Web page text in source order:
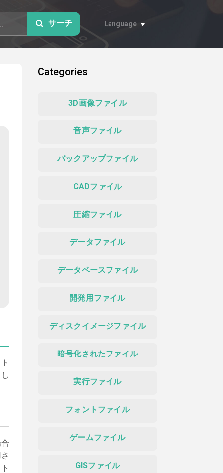
サーチ Language
Categories
3D画像ファイル
音声ファイル
バックアップファイル
CADファイル
圧縮ファイル
データファイル
データベースファイル
開発用ファイル
ディスクイメージファイル
暗号化されたファイル
実行ファイル
フォントファイル
ゲームファイル
GISファイル